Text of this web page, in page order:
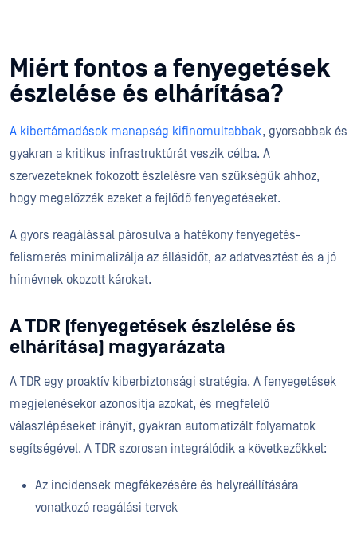
Miért fontos a fenyegetések
észlelése és elhárítása?
A kibertámadások manapság kifinomultabbak, gyorsabbak és
gyakran a kritikus infrastruktúrát veszik célba. A
szervezeteknek fokozott észlelésre van szükségük ahhoz,
hogy megelőzzék ezeket a fejlődő fenyegetéseket.
A gyors reagálással párosulva a hatékony fenyegetés-
felismerés minimalizálja az állásidőt, az adatvesztést és a jó
hírnévnek okozott károkat.
A TDR (fenyegetések észlelése és
elhárítása) magyarázata
A TDR egy proaktív kiberbiztonsági stratégia. A fenyegetések
megjelenésekor azonosítja azokat, és megfelelő
válaszlépéseket irányít, gyakran automatizált folyamatok
segítségével. A TDR szorosan integrálódik a következőkkel:
Az incidensek megfékezésére és helyreállítására
vonatkozó reagálási tervek